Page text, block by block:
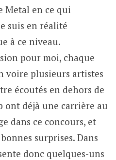
Metal en ce qui
suis en réalité
à ce niveau.
pour moi, chaque
voire plusieurs artistes
écoutés en dehors de
ont déjà une carrière au
dans ce concours, et
surprises. Dans
donc quelques-uns